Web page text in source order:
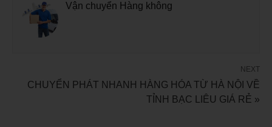
Vận chuyển Hàng không
NEXT
CHUYỂN PHÁT NHANH HÀNG HÓA TỪ HÀ NỘI VỀ
TỈNH BẠC LIÊU GIÁ RẺ »